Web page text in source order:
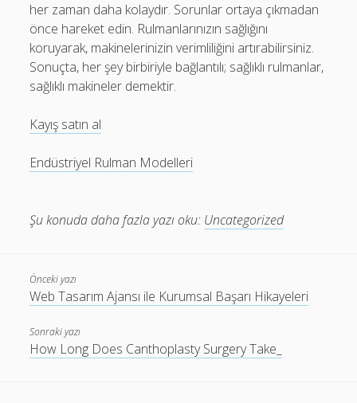
her zaman daha kolaydır. Sorunlar ortaya çıkmadan
önce hareket edin. Rulmanlarınızın sağlığını
koruyarak, makinelerinizin verimliliğini artırabilirsiniz.
Sonuçta, her şey birbiriyle bağlantılı; sağlıklı rulmanlar,
sağlıklı makineler demektir.
Kayış satın al
Endüstriyel Rulman Modelleri
Şu konuda daha fazla yazı oku: Uncategorized
Önceki yazı
Web Tasarım Ajansı ile Kurumsal Başarı Hikayeleri
Sonraki yazı
How Long Does Canthoplasty Surgery Take_